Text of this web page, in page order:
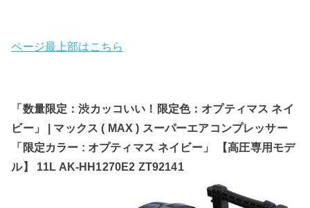
ページ最上部はこちら
「数量限定：渋カッコいい！限定色：オプティマス ネイ
ビー」 | マックス ( MAX ) スーパーエアコンプレッサー
「限定カラー : オプティマス ネイビー」 【高圧専用モデ
ル】 11L AK-HH1270E2 ZT92141